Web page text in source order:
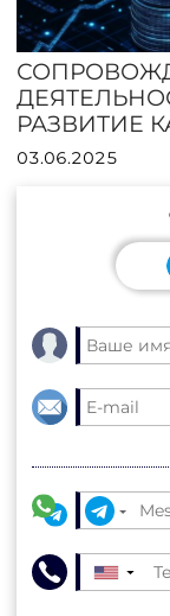
РАЗВИТИЕ
03.06.2025
▼